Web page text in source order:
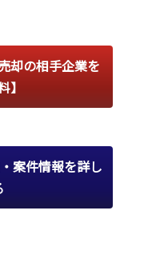
却の相手企業を
】
案件情報を詳し